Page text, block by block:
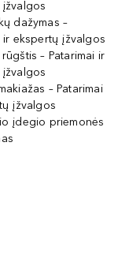
dažymas –
ir ekspertų įžvalgos
– Patarimai ir
– Patarimai
įžvalgos
įdegio priemonės